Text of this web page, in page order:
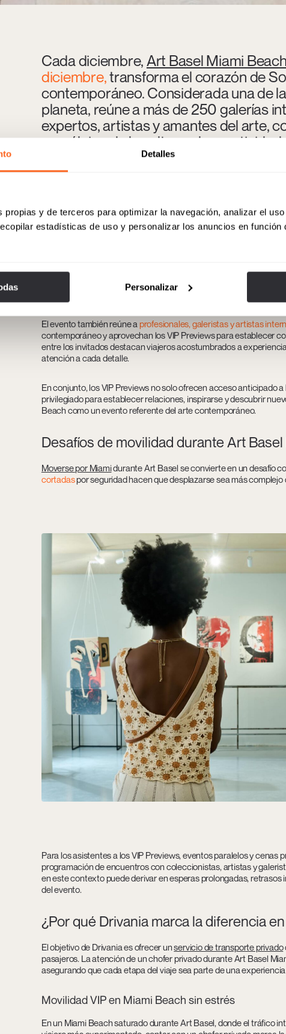
Detalles
propias y de terceros para optimizar la navegación, analizar el
estadísticas de uso y personalizar los anuncios en función
Personalizar
Cada diciembre, Art Basel Miami Beach
diciembre,transforma el corazón de
contemporáneo. Considerada una de
planeta, reúne a más de 250 galerías
expertos, artistas y amantes del arte,
neurálgico de la cultura y la creatividad
. Los VIP
para el encuentro entre los protagonistas del arte
para fomentar elnetworkingy descubrir las tendencias que
Los VIP Previews de Art Basel Miami Beach atraen a un público
únicas y de gran valor artístico. Tambiéndirectivos y CEOs
pasión por el arte con una visión estratégica.
El evento también reúne a profesionales, galeristas y artistas
contemporáneo y aprovechan los VIP Previews para establecer
entre los invitados destacan viajeros acostumbrados a
atención a cada detalle.
En conjunto, los VIP Previews no solo ofrecen acceso anticipado
privilegiado para establecer relaciones, inspirarse y descubrir
Beach como un evento referente del arte contemporáneo.
Desafíos de movilidad durante Art
Moverse por Miamidurante Art Basel se convierte en un desafío
cortadaspor seguridad hacen que desplazarse sea más complejo
Para los asistentes a los VIP Previews, eventos paralelos y
programación de encuentros con coleccionistas, artistas y
en este contexto puede derivar en esperas prolongadas,
del evento.
¿Por qué Drivania marca la diferencia
El objetivo de Drivania es ofrecer unservicio de transporte privado
pasajeros. La atención de un chofer privado durante Art Basel
asegurando que cada etapa del viaje sea parte de una
Movilidad VIP en Miami Beach sin estrés
En un Miami Beach saturado durante Art Basel, donde el tráfico